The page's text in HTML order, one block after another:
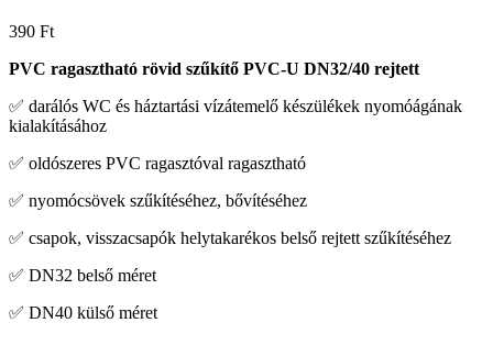
390 Ft
PVC ragasztható rövid szűkítő PVC-U DN32/40 rejtett
✅ darálós WC és háztartási vízátemelő készülékek nyomóágának
kialakításához
✅ oldószeres PVC ragasztóval ragasztható
✅ nyomócsövek szűkítéséhez, bővítéséhez
✅ csapok, visszacsapók helytakarékos belső rejtett szűkítéséhez
✅ DN32 belső méret
✅ DN40 külső méret